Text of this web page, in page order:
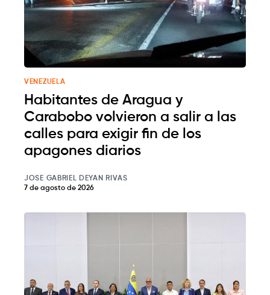
VENEZUELA
Habitantes de Aragua y
Carabobo volvieron a salir a las
calles para exigir fin de los
apagones diarios
JOSE GABRIEL DEYAN RIVAS
7 de agosto de 2026